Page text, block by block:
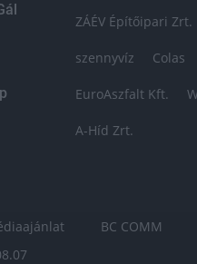
ZÁÉV Építőipari Zrt.
szennyvíz Colas
EuroAszfalt Kft.
A-Híd Zrt.
BC COMM